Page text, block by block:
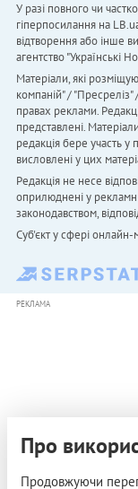
У разі повного чи
гіперпосилання на
відтворення або інше
агентство "Українськi
Матеріали, які
компаній" /
правах реклами.
представлені.
редакція бере участь у
висловлені у цих
Редакція не несе
оприлюднені у
законодавством,
Cуб'єкт у сфері
РЕКЛАМА
Про
Продовжуючи